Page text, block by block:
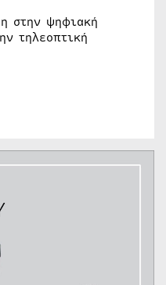
στην ψηφιακή
τηλεοπτική